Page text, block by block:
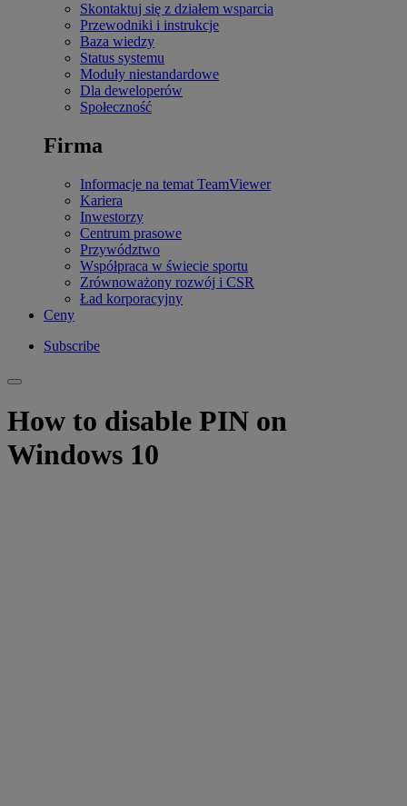
Skontaktuj się z działem wsparcia
Przewodniki i instrukcje
Baza wiedzy
Status systemu
Moduły niestandardowe
Dla deweloperów
Społeczność
Firma
Informacje na temat TeamViewer
Kariera
Inwestorzy
Centrum prasowe
Przywództwo
Współpraca w świecie sportu
Zrównoważony rozwój i CSR
Ład korporacyjny
Ceny
Subscribe
How to disable PIN on
Windows 10